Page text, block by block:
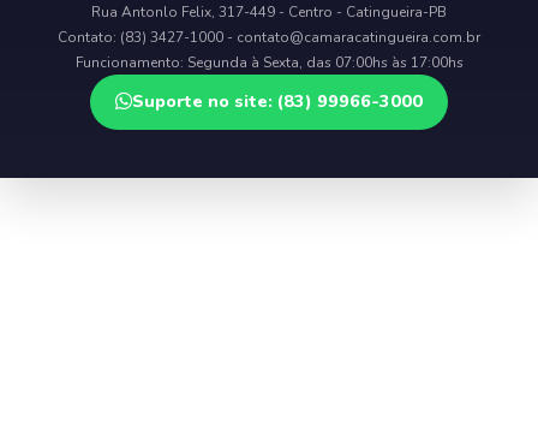
Rua Antonlo Felix, 317-449 - Centro - Catingueira-PB
Contato: (83) 3427-1000 - contato@camaracatingueira.com.br
Funcionamento: Segunda à Sexta, das 07:00hs às 17:00hs
Suporte no site: (83) 99966-3000